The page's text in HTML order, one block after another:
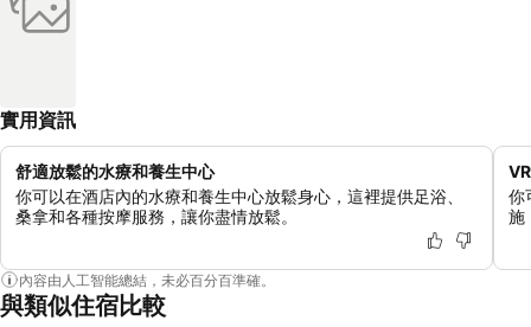
實用資訊
舒適放鬆的水療和養生中心
你可以在酒店內的水療和養生中心放鬆身心，這裡提供足浴、
桑拿和各種按摩服務，讓你盡情放鬆。
你
施
內容由人工智能總結，未必百分百準確。
與類似住宿比較